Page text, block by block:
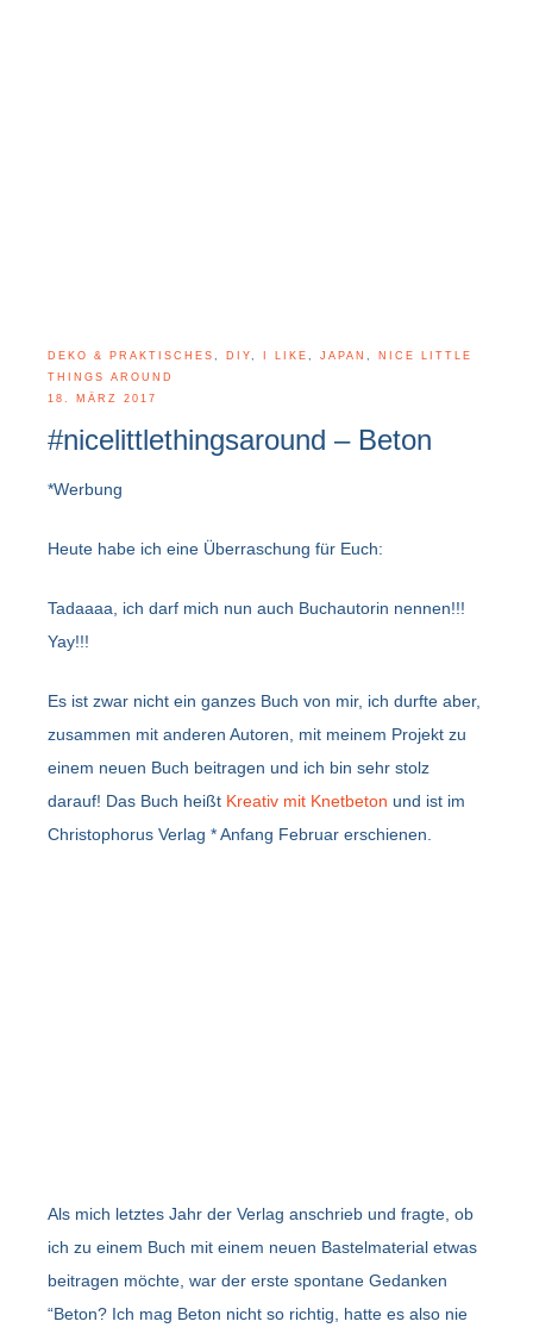
DEKO & PRAKTISCHES , DIY, I LIKE , JAPAN , NICE LITTLE
THINGS AROUND
18. MÄRZ 2017
#nicelittlethingsaround – Beton
*Werbung
Heute habe ich eine Überraschung für Euch:
Tadaaaa, ich darf mich nun auch Buchautorin nennen!!!
Yay!!!
Es ist zwar nicht ein ganzes Buch von mir, ich durfte aber,
zusammen mit anderen Autoren, mit meinem Projekt zu
einem neuen Buch beitragen und ich bin sehr stolz
darauf! Das Buch heißt Kreativ mit Knetbeton und ist im
Christophorus Verlag * Anfang Februar erschienen.
Als mich letztes Jahr der Verlag anschrieb und fragte, ob
ich zu einem Buch mit einem neuen Bastelmaterial etwas
beitragen möchte, war der erste spontane Gedanken
“Beton? Ich mag Beton nicht so richtig, hatte es also nie